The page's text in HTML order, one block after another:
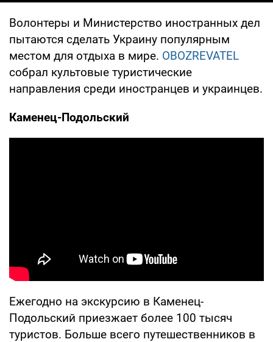
Волонтеры и Министерство иностранных дел
пытаются сделать Украину популярным
местом для отдыха в мире. OBOZREVATEL
собрал культовые туристические
направления среди иностранцев и украинцев.
Каменец-Подольский
Ежегодно на экскурсию в Каменец-
Подольский приезжает более 100 тысяч
туристов. Больше всего путешественников в